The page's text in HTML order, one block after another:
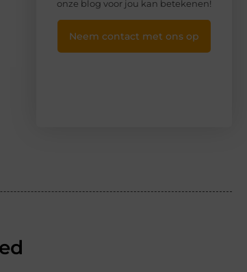
onze blog voor jou kan betekenen!
Neem contact met ons op